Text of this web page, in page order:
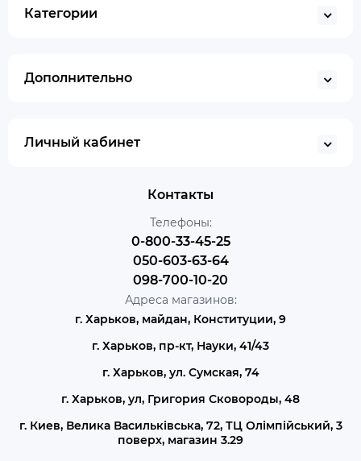
Категории
Дополнительно
Личный кабинет
Контакты
Телефоны:
0-800-33-45-25
050-603-63-64
098-700-10-20
Адреса магазинов:
г. Харьков, майдан, Конституции, 9
г. Харьков, пр-кт, Науки, 41/43
г. Харьков, ул. Сумская, 74
г. Харьков, ул, Григория Сковороды, 48
г. Киев, Велика Васильківська, 72, ТЦ Олімпійський, 3
поверх, магазин 3.29